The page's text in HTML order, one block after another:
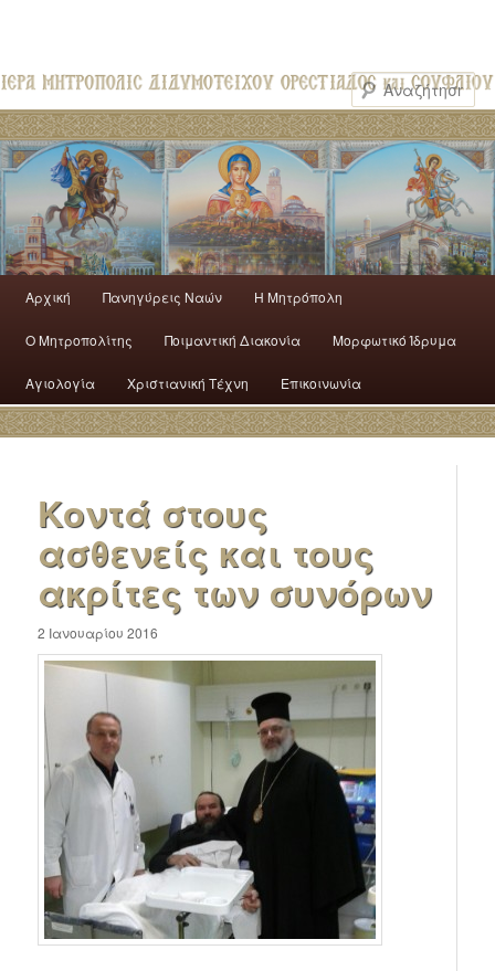
Αρχική Πανηγύρεις Ναών H Mητρόπολη
Ο Mητροπολίτης Ποιμαντική Διακονία Μορφωτικό Ίδρυμα
Αγιολογία Χριστιανική Τέχνη Επικοινωνία
Κοντά στους
ασθενείς και τους
ακρίτες των συνόρων
2 Ιανουαρίου 2016